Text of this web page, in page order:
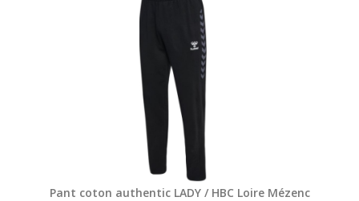
Pant coton authentic LADY / HBC Loire Mézenc